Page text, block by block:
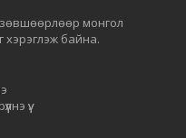
монгол
хэрэглэж байна.
үү.